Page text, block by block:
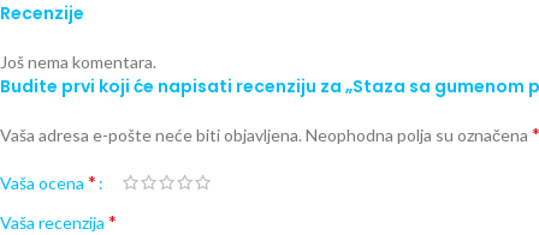
Recenzije
Još nema komentara.
Budite prvi koji će napisati recenziju za „Staza sa
Vaša adresa e-pošte neće biti objavljena. Neophodna polja su označena *
Vaša ocena *
Vaša recenzija *